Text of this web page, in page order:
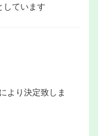
しています
より決定致しま